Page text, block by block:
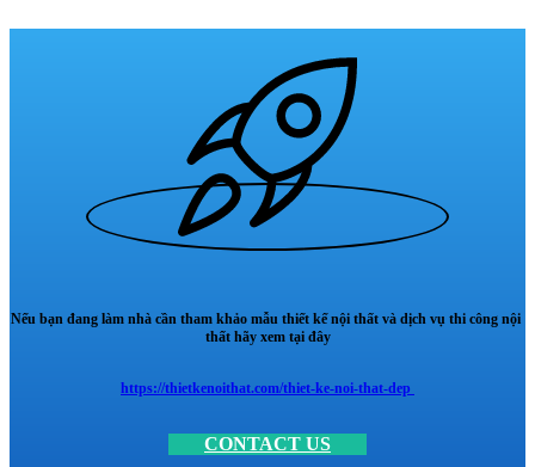
Nếu bạn đang làm nhà cần tham khảo mẫu thiết kế nội thất và dịch vụ thi công nội
thất hãy xem tại đây
https://thietkenoithat.com/thiet-ke-noi-that-dep
CONTACT US